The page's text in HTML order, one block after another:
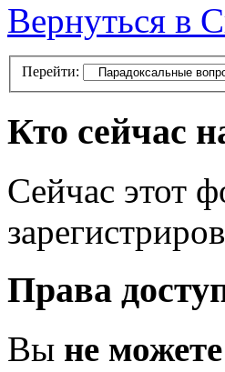
Вернуться в
Перейти:
Кто сейчас
Сейчас этот
Права
Вы не можете